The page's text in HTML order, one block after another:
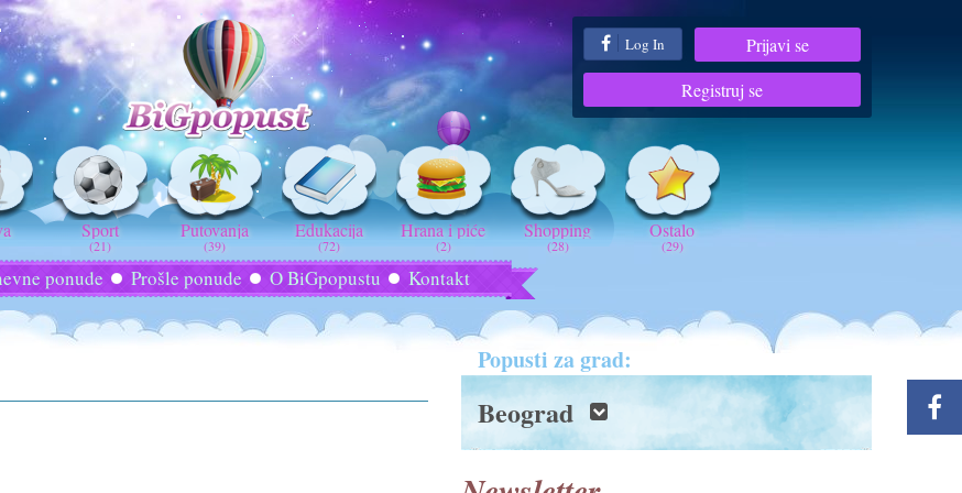
Log In
Prijavi se
Registruj se
Sport
(21)
Putovanja
(39)
Edukacija
(72)
Hrana i piće
(2)
Shopping
(28)
Ostalo
(29)
ponude Prošle ponude O BiGpopustu Kontakt
Popusti za grad:
Beograd